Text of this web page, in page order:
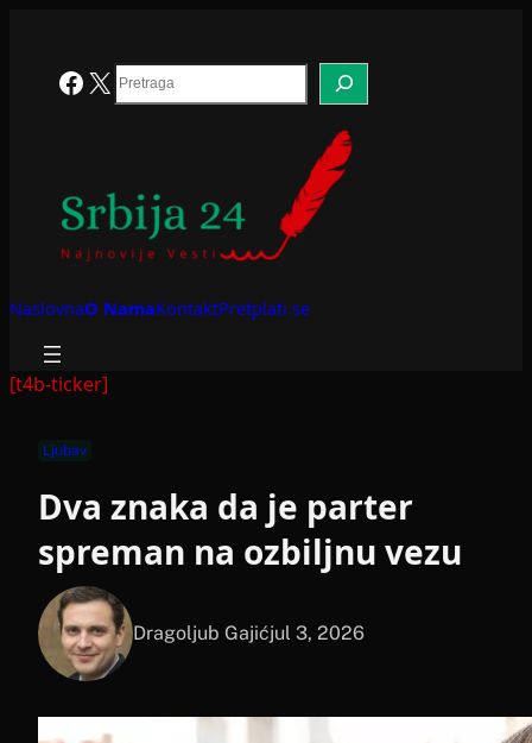
Facebook
X Search
NaslovnaO NamaKontaktPretplati se
[t4b-ticker]
Ljubav
Dva znaka da je parter
spreman na ozbiljnu vezu
Dragoljub Gajićjul 3, 2026